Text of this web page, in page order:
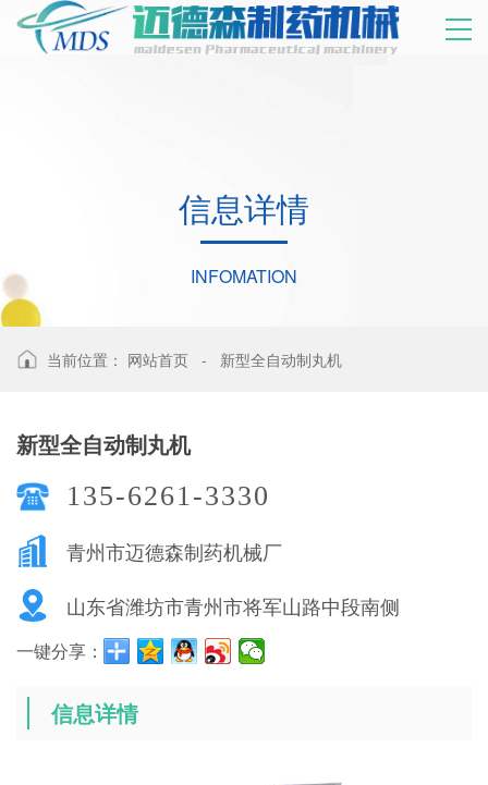
信息详情
INFOMATION
当前位置： 网站首页 - 新型全自动制丸机
新型全自动制丸机
135-6261-3330
青州市迈德森制药机械厂
山东省潍坊市青州市将军山路中段南侧
一键分享：
信息详情